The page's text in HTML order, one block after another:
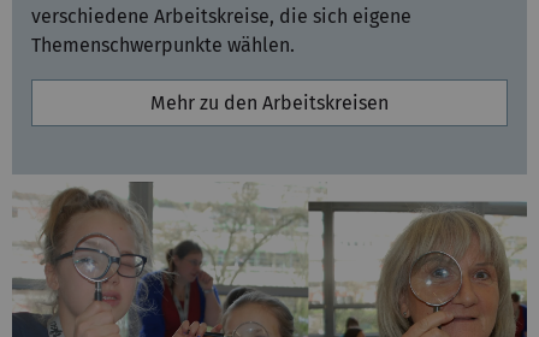
verschiedene Arbeitskreise, die sich eigene
Themenschwerpunkte wählen.
Mehr zu den Arbeitskreisen